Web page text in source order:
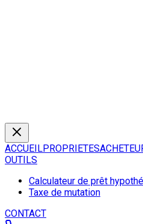
ACCUEILPROPRIETES
OUTILS
Calculateur de prêt
Taxe de mutation
CONTACT